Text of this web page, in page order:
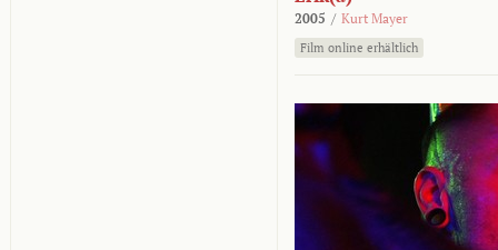
2005 / Kurt Mayer
Film online erhältlich